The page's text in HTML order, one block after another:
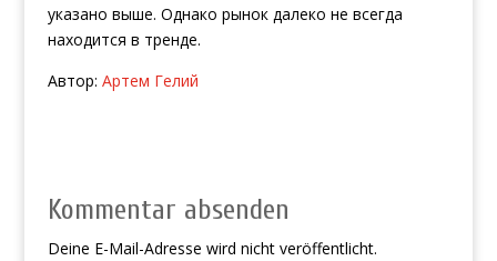
указано выше. Однако рынок далеко не всегда
находится в тренде.
Автор: Артем Гелий
Kommentar absenden
Deine E-Mail-Adresse wird nicht veröffentlicht.